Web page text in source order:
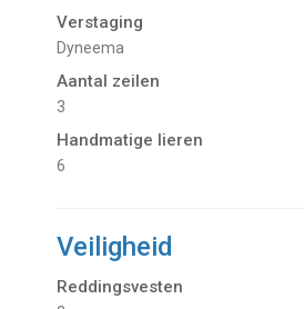
Verstaging
Dyneema
Aantal zeilen
3
Handmatige lieren
6
Veiligheid
Reddingsvesten